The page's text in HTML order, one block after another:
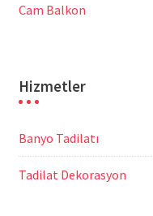
Cam Balkon
Hizmetler
Banyo Tadilatı
Tadilat Dekorasyon